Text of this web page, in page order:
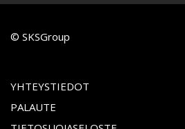
© SKSGroup
YHTEYSTIEDOT
PALAUTE